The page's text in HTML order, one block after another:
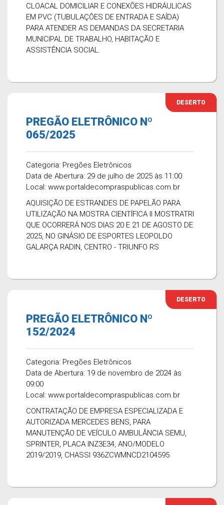
CLOACAL DOMICILIAR E CONEXÕES HIDRÁULICAS
EM PVC (TUBULAÇÕES DE ENTRADA E SAÍDA)
PARA ATENDER AS DEMANDAS DA SECRETARIA
MUNICIPAL DE TRABALHO, HABITAÇÃO E
ASSISTÊNCIA SOCIAL.
DESERTO
PREGÃO ELETRÔNICO Nº
065/2025
Categoria: Pregões Eletrônicos
Data de Abertura: 29 de julho de 2025 às 11:00
Local: www.portaldecompraspublicas.com.br
AQUISIÇÃO DE ESTRANDES DE PAPELÃO PARA
UTILIZAÇÃO NA MOSTRA CIENTÍFICA II MOSTRATRI
QUE OCORRERÁ NOS DIAS 20 E 21 DE AGOSTO DE
2025, NO GINÁSIO DE ESPORTES LEOPOLDO
GALARÇA RADIN, CENTRO - TRIUNFO RS
DESERTO
PREGÃO ELETRÔNICO Nº
152/2024
Categoria: Pregões Eletrônicos
Data de Abertura: 19 de novembro de 2024 às
09:00
Local: www.portaldecompraspublicas.com.br
CONTRATAÇÃO DE EMPRESA ESPECIALIZADA E
AUTORIZADA MERCEDES BENS, PARA
MANUTENÇÃO DE VEÍCULO AMBULÂNCIA SEMU,
SPRINTER, PLACA INZ3E34, ANO/MODELO
2019/2019, CHASSI 936ZCWMNCD2104595